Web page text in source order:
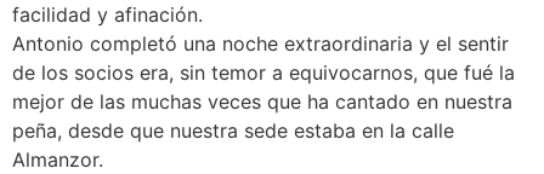
facilidad y afinación.
Antonio completó una noche extraordinaria y el sentir
de los socios era, sin temor a equivocarnos, que fué la
mejor de las muchas veces que ha cantado en nuestra
peña, desde que nuestra sede estaba en la calle
Almanzor.